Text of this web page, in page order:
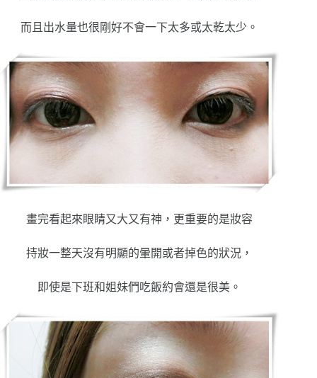
而且出水量也很剛好不會一下太多或太乾太少。
畫完看起來眼睛又大又有神，更重要的是妝容
持妝一整天沒有明顯的暈開或者掉色的狀況，
即使是下班和姐妹們吃飯約會還是很美。